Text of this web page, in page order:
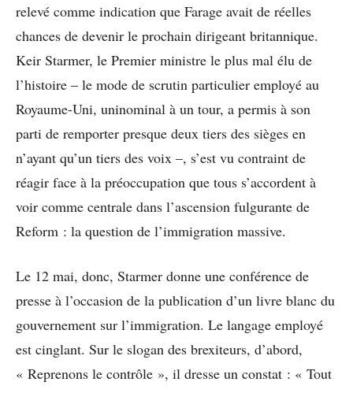
relevé comme indication que Farage avait de réelles
chances de devenir le prochain dirigeant britannique.
Keir Starmer, le Premier ministre le plus mal élu de
l’histoire – le mode de scrutin particulier employé au
Royaume-Uni, uninominal à un tour, a permis à son
parti de remporter presque deux tiers des sièges en
n’ayant qu’un tiers des voix –, s’est vu contraint de
réagir face à la préoccupation que tous s’accordent à
voir comme centrale dans l’ascension fulgurante de
Reform : la question de l’immigration massive.
Le 12 mai, donc, Starmer donne une conférence de
presse à l’occasion de la publication d’un livre blanc du
gouvernement sur l’immigration. Le langage employé
est cinglant. Sur le slogan des brexiteurs, d’abord,
« Reprenons le contrôle », il dresse un constat : « Tout